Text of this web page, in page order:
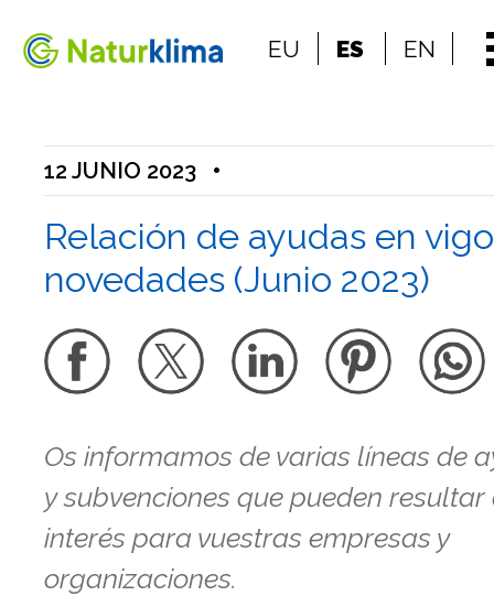
Ir a los contenidos
EU ES EN
12 JUNIO 2023 •
Relación de ayudas en
novedades (Junio 2023)
Os informamos de varias líneas de
y subvenciones que pueden resultar
interés para vuestras empresas y
organizaciones.